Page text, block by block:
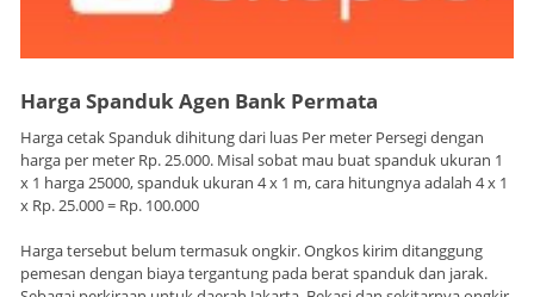
Harga Spanduk Agen Bank Permata
Harga cetak Spanduk dihitung dari luas Per meter Persegi dengan
harga per meter Rp. 25.000. Misal sobat mau buat spanduk ukuran 1
x 1 harga 25000, spanduk ukuran 4 x 1 m, cara hitungnya adalah 4 x 1
x Rp. 25.000 = Rp. 100.000
Harga tersebut belum termasuk ongkir. Ongkos kirim ditanggung
pemesan dengan biaya tergantung pada berat spanduk dan jarak.